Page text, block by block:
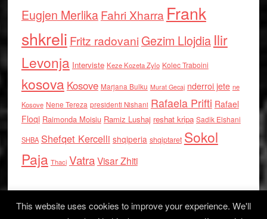
Eugjen MerlikaFahri Xharra Frank
shkreli Fritz radovaniGezim Llojdia Ilir
Levonja Interviste Keze Kozeta Zylo Kolec Traboini
kosova Kosove Marjana Bulku Murat Gecaj nderroi jete ne
Kosove Nene Tereza presidenti Nishani Rafaela Prifti Rafael
Floqi Raimonda Moisiu Ramiz Lushaj reshat kripa Sadik Elshani
SHBA Shefqet Kercelli shqiperia shqiptaret Sokol
Paja Thaci VatraVisar Zhiti
This website uses cookies to improve your experience. We'll